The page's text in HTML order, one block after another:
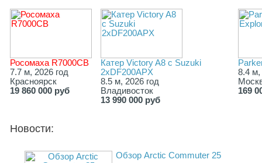
Росомаха R7000СВ
7.7 м, 2026 год
Красноярск
19 860 000 руб
Катер Victory A8 с Suzuki
2хDF200APX
8.5 м, 2026 год
Владивосток
13 990 000 руб
8.4 м,
169
Новости:
Обзор Arctic Commuter 25